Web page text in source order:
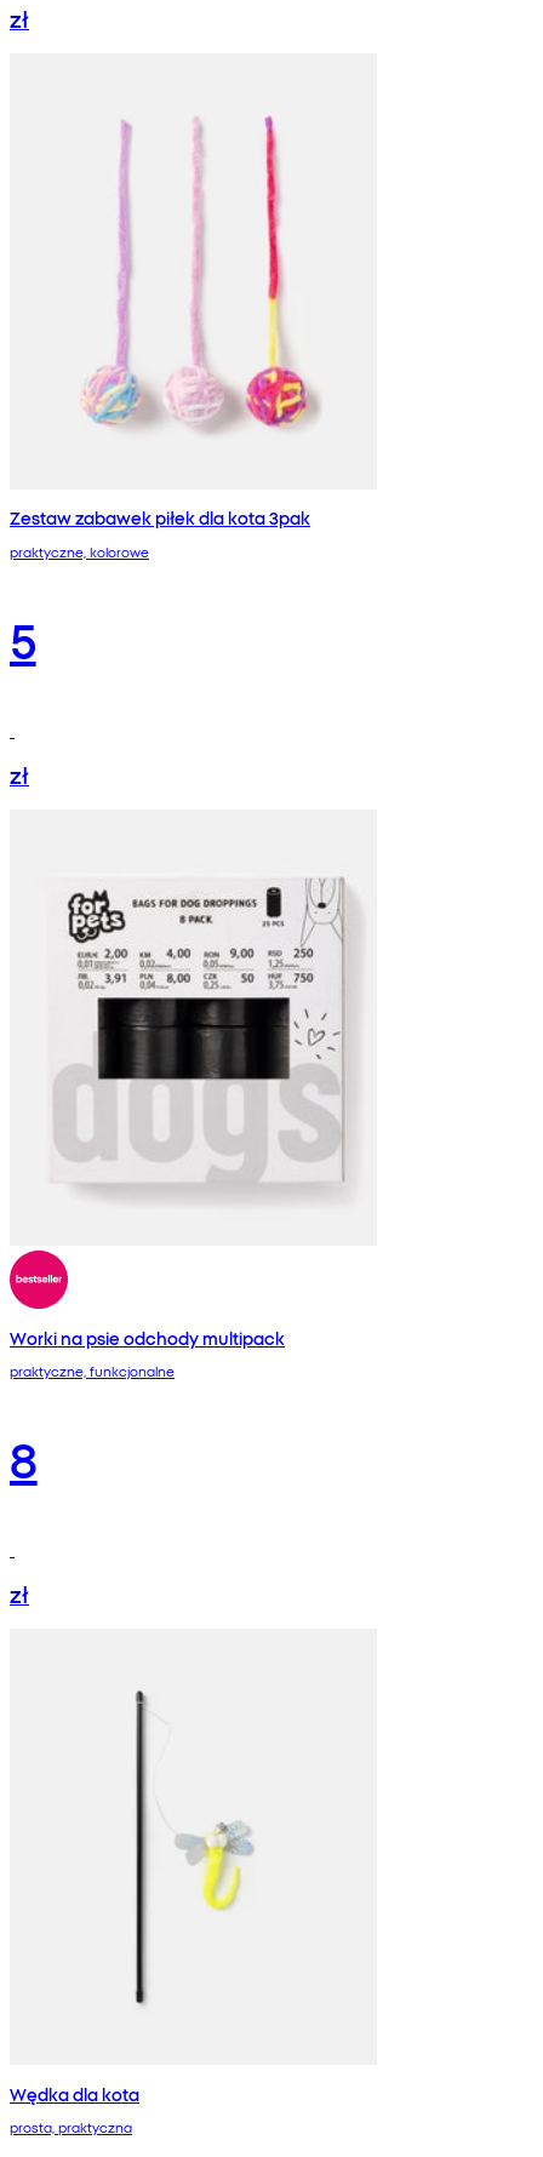
zł
Zestaw zabawek piłek dla kota 3pak
praktyczne, kolorowe
5
zł
Worki na psie odchody multipack
praktyczne, funkcjonalne
8
zł
Wędka dla kota
prosta, praktyczna